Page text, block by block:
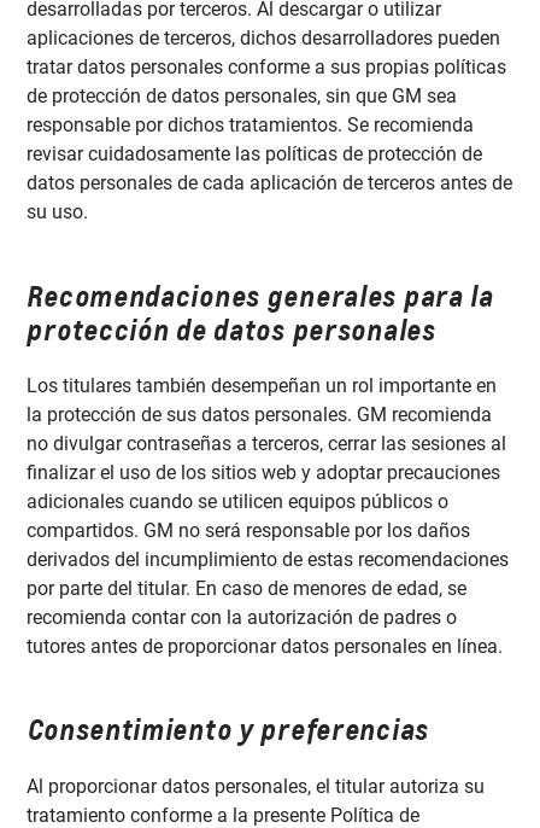
desarrolladas por terceros. Al descargar o utilizar
aplicaciones de terceros, dichos desarrolladores pueden
tratar datos personales conforme a sus propias políticas
de protección de datos personales, sin que GM sea
responsable por dichos tratamientos. Se recomienda
revisar cuidadosamente las políticas de protección de
datos personales de cada aplicación de terceros antes de
su uso.
Recomendaciones generales para la
protección de datos personales
Los titulares también desempeñan un rol importante en
la protección de sus datos personales. GM recomienda
no divulgar contraseñas a terceros, cerrar las sesiones al
finalizar el uso de los sitios web y adoptar precauciones
adicionales cuando se utilicen equipos públicos o
compartidos. GM no será responsable por los daños
derivados del incumplimiento de estas recomendaciones
por parte del titular. En caso de menores de edad, se
recomienda contar con la autorización de padres o
tutores antes de proporcionar datos personales en línea.
Consentimiento y preferencias
Al proporcionar datos personales, el titular autoriza su
tratamiento conforme a la presente Política de